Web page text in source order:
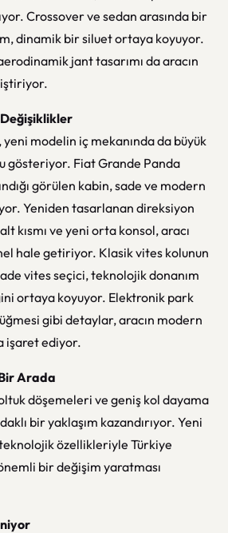
Crossover ve sedan arasında bir
dinamik bir siluet ortaya koyuyor.
jant tasarımı da aracın
yeni modelin iç mekanında da büyük
gösteriyor. Fiat Grande Panda
görülen kabin, sade ve modern
Yeniden tasarlanan direksiyon
kısmı ve yeni orta konsol, aracı
hale getiriyor. Klasik vites kolunun
vites seçici, teknolojik donanım
ortaya koyuyor. Elektronik park
gibi detaylar, aracın modern
işaret ediyor.
Arada
döşemeleri ve geniş kol dayama
bir yaklaşım kazandırıyor. Yeni
özellikleriyle Türkiye
bir değişim yaratması